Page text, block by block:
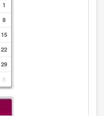
1
8
15
22
29
5